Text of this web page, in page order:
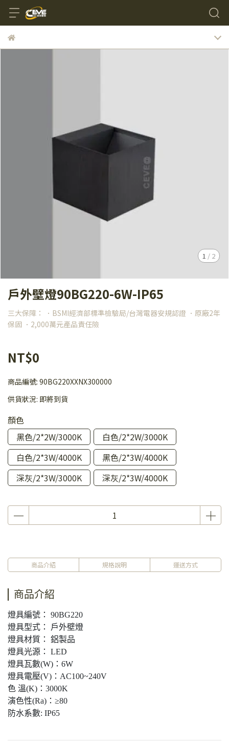
1 / 2
戶外壁燈90BG220-6W-IP65
三大保障： ．BSMI經濟部標準檢驗局/台灣電器安規認證 ．原廠2年
保固 ．2,000萬元產品責任險
NT$0
商品編號: 90BG220XXNX300000
供貨狀況: 即將到貨
顏色
黑色/2*2W/3000K
白色/2*2W/3000K
白色/2*3W/4000K
黑色/2*3W/4000K
深灰/2*3W/3000K
深灰/2*3W/4000K
商品介紹 規格說明 運送方式
商品介紹
燈具編號： 90BG220
燈具型式： 戶外壁燈
燈具材質： 鋁製品
燈具光源： LED
燈具瓦數(W)：6W
燈具電壓(V)：AC100~240V
色 溫(K)：3000K
演色性(Ra)：≥80
防水系數: IP65